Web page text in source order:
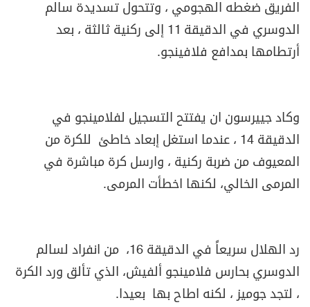
الفريق ضغطه الهجومي ، وتتحول تسديدة سالم
الدوسري في الدقيقة 11 إلى ركنية ثالثة ، بعد
أرتطامها بمدافع فلافينجو.
وكاد جييرسون ان يفتتح التسجيل لفلامينجو في
الدقيقة 14 ، عندما استغل إبعاد خاطئ للكرة من
المعيوف من ضربة ركنية ، وارسل كرة مباشرة في
المرمى الخالي، لكنها اخطأت المرمى.
رد الهلال سريعاً في الدقيقة 16، من انفراد لسالم
الدوسري بحارس فلامينجو ألفيش، الذي تألق ورد الكرة
، لتجد جوميز ، لكنه اطاح بها بعيدا .